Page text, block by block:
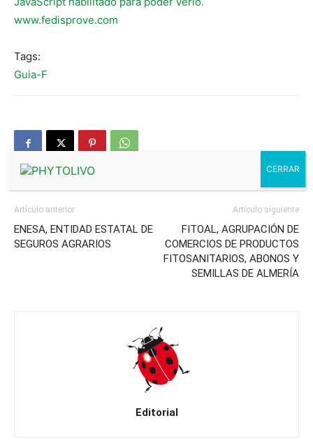
www.fedisprove.com
Tags:
Guia-F
Artículo anterior
ENESA, ENTIDAD ESTATAL DE
SEGUROS AGRARIOS
Artículo siguiente
FITOAL, AGRUPACIÓN DE
COMERCIOS DE PRODUCTOS
FITOSANITARIOS, ABONOS Y
SEMILLAS DE ALMERÍA
Editorial